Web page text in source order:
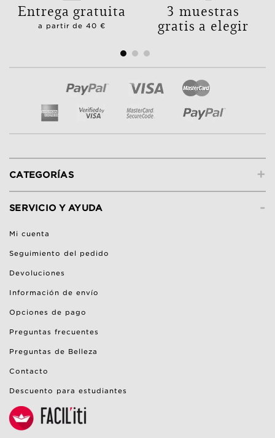
Entrega gratuita
a partir de 40 €
3 muestras
gratis a elegir
+
CATEGORÍAS
-
SERVICIO Y AYUDA
Mi cuenta
Seguimiento del pedido
Devoluciones
Información de envío
Opciones de pago
Preguntas frecuentes
Preguntas de Belleza
Contacto
Descuento para estudiantes